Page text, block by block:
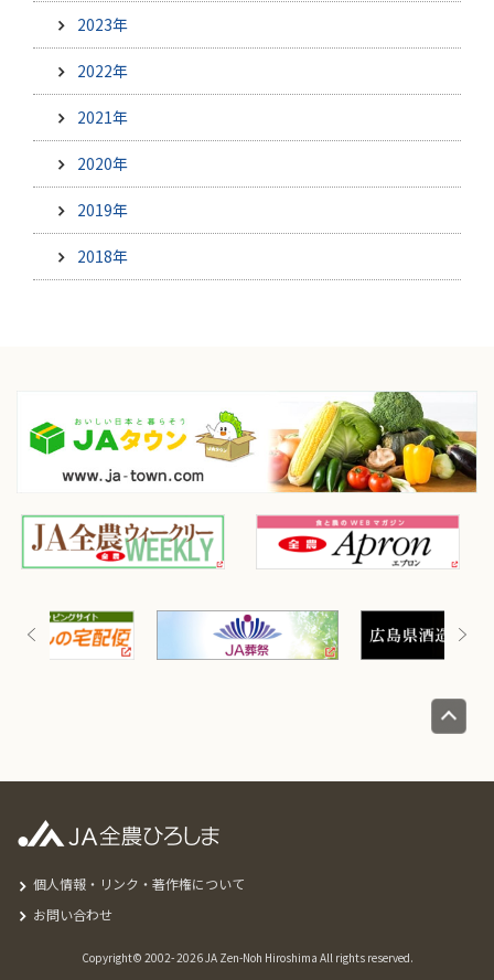
2023年
2022年
2021年
2020年
2019年
2018年
Copyright© 2002-2026 JA Zen-Noh Hiroshima All rights reserved.
個人情報・リンク・著作権について
お問い合わせ